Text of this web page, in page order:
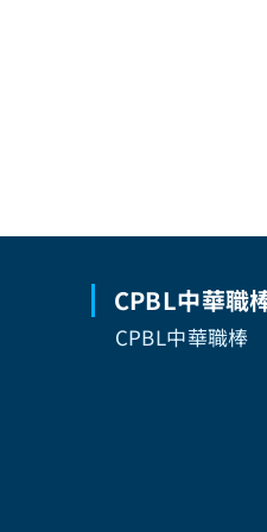
CPBL中華職
CPBL中華職棒